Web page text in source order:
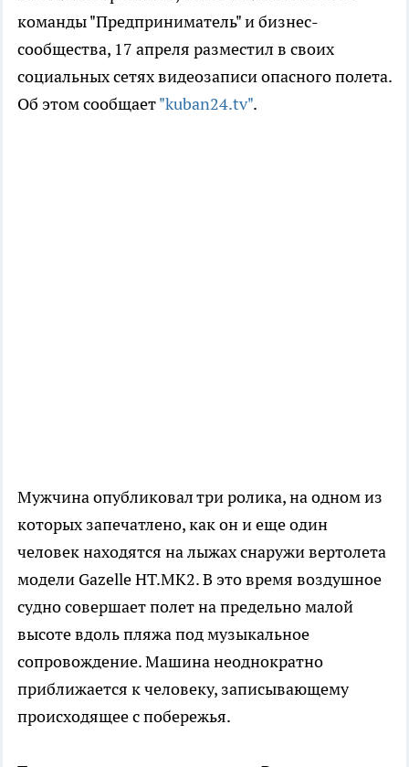
команды "Предприниматель" и бизнес-
сообщества, 17 апреля разместил в своих
социальных сетях видеозаписи опасного полета.
Об этом сообщает"kuban24.tv".
Мужчина опубликовал три ролика, на одном из
которых запечатлено, как он и еще один
человек находятся на лыжах снаружи вертолета
модели Gazelle HT.MK2. В это время воздушное
судно совершает полет на предельно малой
высоте вдоль пляжа под музыкальное
сопровождение. Машина неоднократно
приближается к человеку, записывающему
происходящее с побережья.